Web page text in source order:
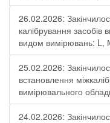
26.02.2026:
калібрування засобів
видом вимірювань:
25.02.2026:
встановлення
вимірювального
24.02.2026: